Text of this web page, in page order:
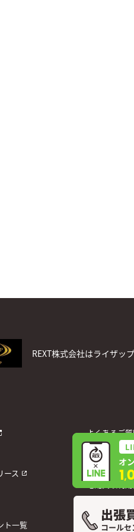
REXT株式会社はライザッ
ース
ト一覧
よくあるご
お問い合わせ
個人情報保
宅配買取利用